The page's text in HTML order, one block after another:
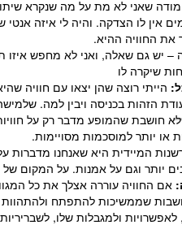
מודה שאני לא מת על מה שנקרא
אין לו הצדקה. והיה לי איזה
את החוויה ההיא.
– יש גם שאלה, ואני לא מחפש איזו
שיקרה לו
הייתי רוצה שהן יצאו עם חוויה
הזהות בכניסה ויבין למה.
לא חושבת שהמופע מדבר רק על
או יותר למוסכמות מסויימות.
המיידית היא שאנחנו מדברות
יותר וגם על אמנות. על המקום
אם החוויה עוררה אצלך את כל
שממשיכות להתפתח ולהתהוות
לאפשרויות ולמגבלות שלו,